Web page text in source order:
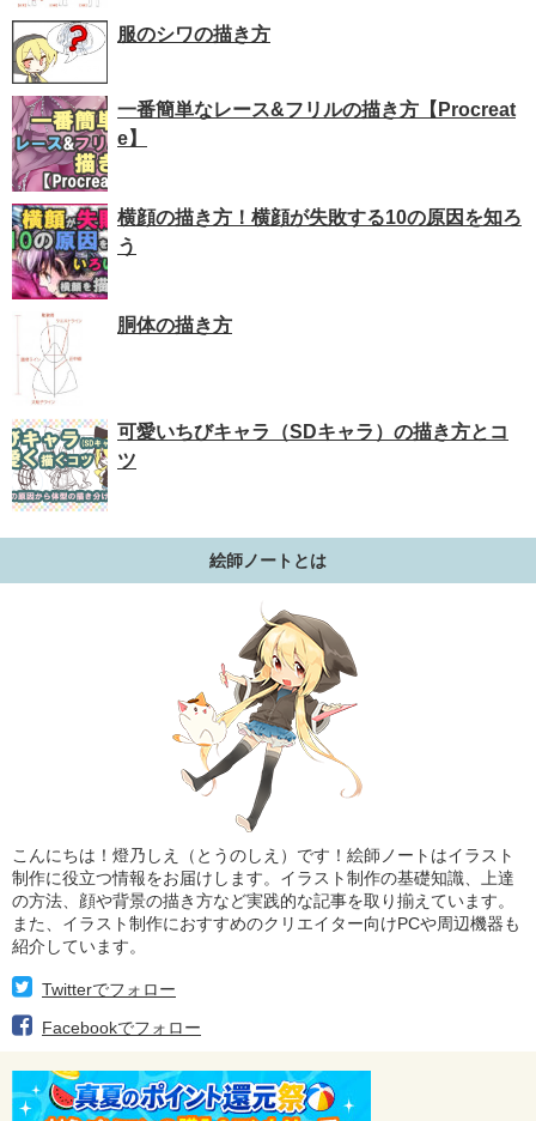
服のシワの描き方
一番簡単なレース&フリルの描き方【Procreat
e】
横顔の描き方！横顔が失敗する10の原因を知ろ
う
胴体の描き方
可愛いちびキャラ（SDキャラ）の描き方とコ
ツ
絵師ノートとは
こんにちは！燈乃しえ（とうのしえ）です！絵師ノートはイラスト
制作に役立つ情報をお届けします。イラスト制作の基礎知識、上達
の方法、顔や背景の描き方など実践的な記事を取り揃えています。
また、イラスト制作におすすめのクリエイター向けPCや周辺機器も
紹介しています。
Twitterでフォロー
Facebookでフォロー